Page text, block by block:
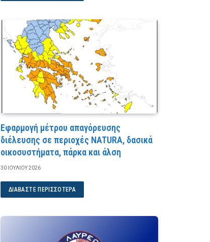
Εφαρμογή μέτρου απαγόρευσης
διέλευσης σε περιοχές NATURA, δασικά
οικοσυστήματα, πάρκα και άλση
30 ΙΟΥΛΊΟΥ 2026
ΔΙΑΒΆΣΤΕ ΠΕΡΙΣΣΌΤΕΡΑ